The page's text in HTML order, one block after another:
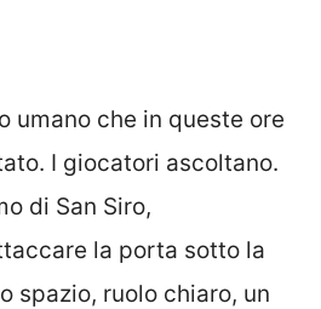
umano che in queste ore
I giocatori ascoltano.
di San Siro,
la porta sotto la
spazio, ruolo chiaro, un